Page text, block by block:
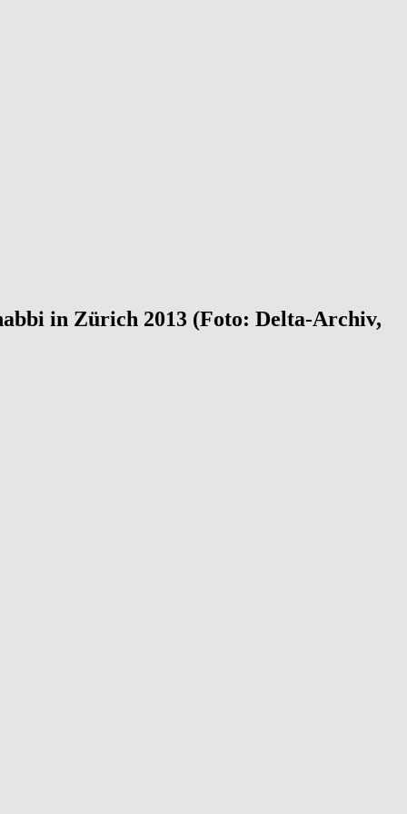
in Zürich 2013 (Foto: Delta-Archiv,